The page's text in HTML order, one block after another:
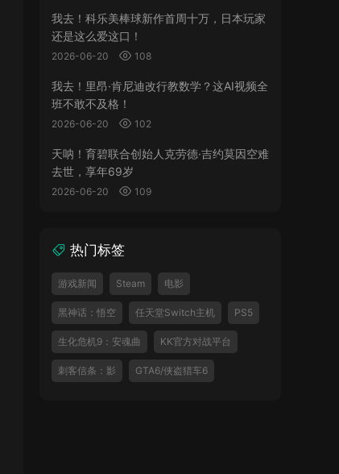
我去！科乐美棒球新作首周十万，日本玩家
还是这么爱这口！
2026-06-20 108
我去！里昂·肯尼迪改行教数学？这AI视频全
班不敢不及格！
2026-06-20 102
天呐！育碧联合创始人克劳德·吉约莫因空难
去世，享年69岁
2026-06-20 109
热门标签
游戏新闻 Steam 电影
黑神话：悟空 任天堂Switch主机 PS5
生化危机9：安魂曲 KK官方对战平台
刺客信条：影 GTA6/侠盗猎车6